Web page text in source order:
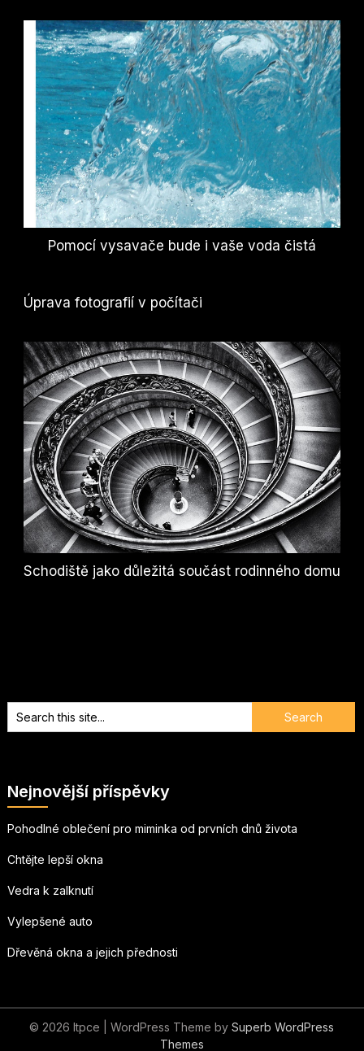
Pomocí vysavače bude i vaše voda čistá
Úprava fotografií v počítači
Schodiště jako důležitá součást rodinného domu
Nejnovější příspěvky
Pohodlné oblečení pro miminka od prvních dnů života
Chtějte lepší okna
Vedra k zalknutí
Vylepšené auto
Dřevěná okna a jejich přednosti
© 2026 Itpce | WordPress Theme bySuperb WordPress
Themes